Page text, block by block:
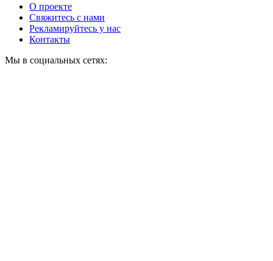
О проекте
Свяжитесь с нами
Рекламируйтесь у нас
Контакты
Мы в социальных сетях: